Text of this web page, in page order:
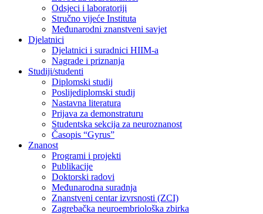
Odsjeci i laboratoriji
Stručno vijeće Instituta
Međunarodni znanstveni savjet
Djelatnici
Djelatnici i suradnici HIIM-a
Nagrade i priznanja
Studiji/studenti
Diplomski studij
Poslijediplomski studij
Nastavna literatura
Prijava za demonstraturu
Studentska sekcija za neuroznanost
Časopis “Gyrus”
Znanost
Programi i projekti
Publikacije
Doktorski radovi
Međunarodna suradnja
Znanstveni centar izvrsnosti (ZCI)
Zagrebačka neuroembriološka zbirka